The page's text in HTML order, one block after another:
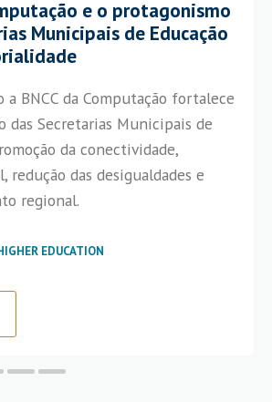
e o protagonismo
Municipais de Educação
a BNCC da Computação fortalece
das Secretarias Municipais de
da conectividade,
redução das desigualdades e
regional.
EDUCATION